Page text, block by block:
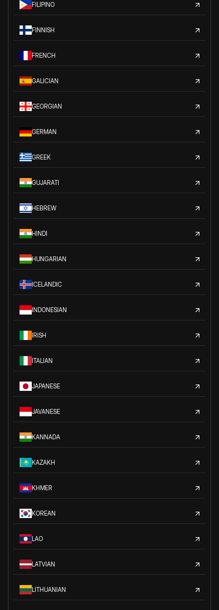
FILIPINO
FINNISH
FRENCH
GALICIAN
GEORGIAN
GERMAN
GREEK
GUJARATI
HEBREW
HINDI
HUNGARIAN
ICELANDIC
INDONESIAN
IRISH
ITALIAN
JAPANESE
JAVANESE
KANNADA
KAZAKH
KHMER
KOREAN
LAO
LATVIAN
LITHUANIAN